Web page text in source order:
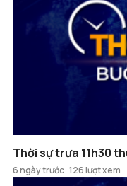
Thời sự trưa 11h30
6 ngày trước 126 lượt xem